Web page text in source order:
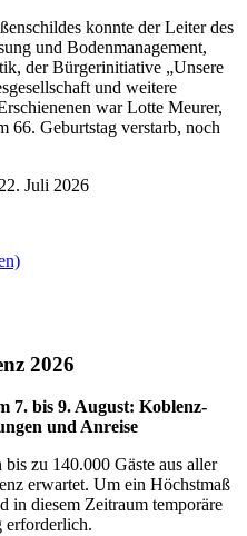
konnte der Leiter des
und Bodenmanagement,
der Bürgerinitiative „Unsere
und weitere
war Lotte Meurer,
66. Geburtstag verstarb, noch
Juli 2026
2026
7. bis 9. August: Koblenz-
und Anreise
zu 140.000 Gäste aus aller
erwartet. Um ein Höchstmaß
in diesem Zeitraum temporäre
erforderlich.